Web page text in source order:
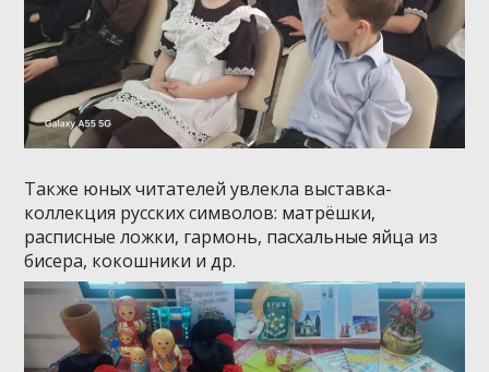
Также юных читателей увлекла выставка-
коллекция русских символов: матрёшки,
расписные ложки, гармонь, пасхальные яйца из
бисера, кокошники и др.